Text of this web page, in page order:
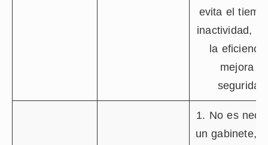
evita el
inactividad,
la
mejora la
1. No es
un gabinete,